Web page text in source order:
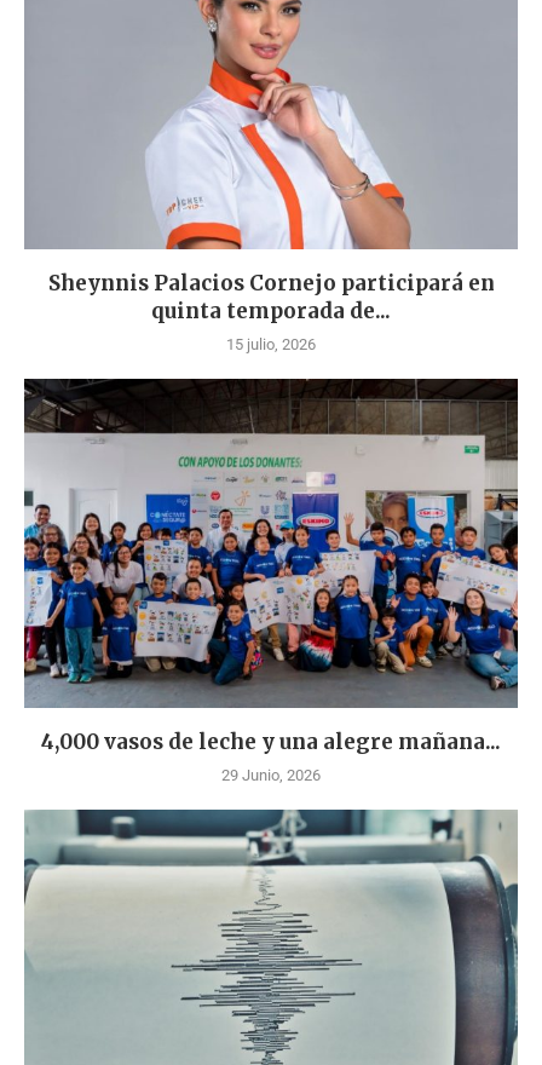
Sheynnis Palacios Cornejo participará en
quinta temporada de...
15 julio, 2026
4,000 vasos de leche y una alegre mañana...
29 Junio, 2026